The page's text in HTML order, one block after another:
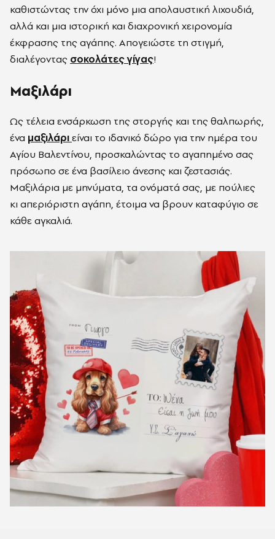
καθιστώντας την όχι μόνο μια απολαυστική λιχουδιά,
αλλά και μια ιστορική και διαχρονική χειρονομία
έκφρασης της αγάπης. Απογειώστε τη στιγμή,
διαλέγοντας σοκολάτες γίγας!
Μαξιλάρι
Ως τέλεια ενσάρκωση της στοργής και της θαλπωρής,
ένα μαξιλάριείναι το ιδανικό δώρο για την ημέρα του
Αγίου Βαλεντίνου, προσκαλώντας το αγαπημένο σας
πρόσωπο σε ένα βασίλειο άνεσης και ζεστασιάς.
Μαξιλάρια με μηνύματα, τα ονόματά σας, με πούλιες
κι απεριόριστη αγάπη, έτοιμα να βρουν καταφύγιο σε
κάθε αγκαλιά.